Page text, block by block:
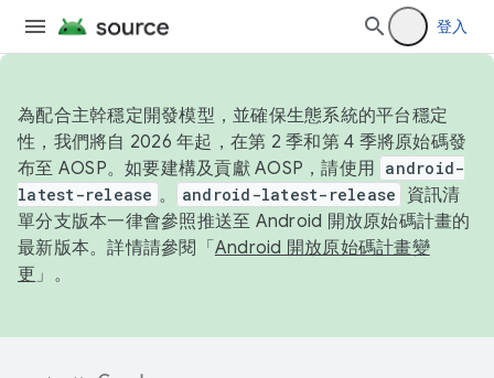
登入
為配合主幹穩定開發模型，並確保生態系統的平台穩定
性，我們將自 2026 年起，在第 2 季和第 4 季將原始碼發
布至 AOSP。如要建構及貢獻 AOSP，請使用 android-
latest-release 。 android-latest-release
資訊清
單分支版本一律會參照推送至 Android 開放原始碼計畫的
最新版本。詳情請參閱「 Android 開放原始碼計畫變
更 」。